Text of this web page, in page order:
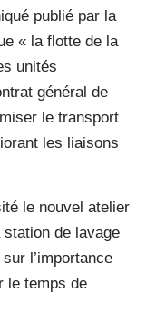
publié par la
« la flotte de la
unités
général de
le transport
les liaisons
le nouvel atelier
de lavage
l’importance
le temps de